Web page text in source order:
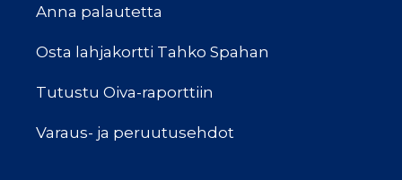
Anna palautetta
Osta lahjakortti Tahko Spahan
Tutustu Oiva-raporttiin
Varaus- ja peruutusehdot